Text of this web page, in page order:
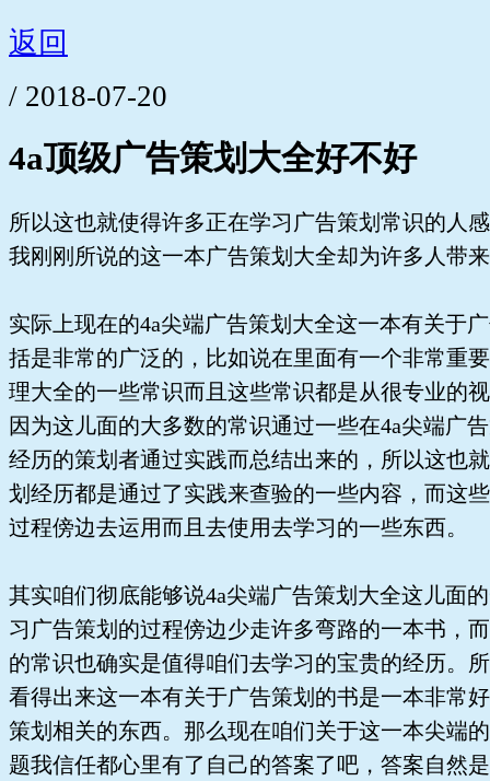
返回
/ 2018-07-20
4a顶级广告策划大全好不好
所以这也就使得许多正在学习广告策划常识的人
我刚刚所说的这一本广告策划大全却为许多人带
实际上现在的4a尖端广告策划大全这一本有关于
括是非常的广泛的，比如说在里面有一个非常重
理大全的一些常识而且这些常识都是从很专业的
因为这儿面的大多数的常识通过一些在4a尖端广
经历的策划者通过实践而总结出来的，所以这也
划经历都是通过了实践来查验的一些内容，而这
过程傍边去运用而且去使用去学习的一些东西。
其实咱们彻底能够说4a尖端广告策划大全这儿面
习广告策划的过程傍边少走许多弯路的一本书，
的常识也确实是值得咱们去学习的宝贵的经历。
看得出来这一本有关于广告策划的书是一本非常
策划相关的东西。那么现在咱们关于这一本尖端
题我信任都心里有了自己的答案了吧，答案自然